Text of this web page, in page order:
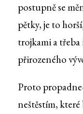
postupně se
pětky, je to
trojkami a
přirozeného
Proto
neštěstím,